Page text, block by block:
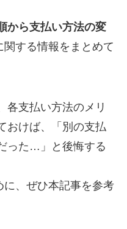
から支払い方法の変
する情報をまとめて
各支払い方法のメリ
おけば、「別の支払
った…」と後悔する
、ぜひ本記事を参考